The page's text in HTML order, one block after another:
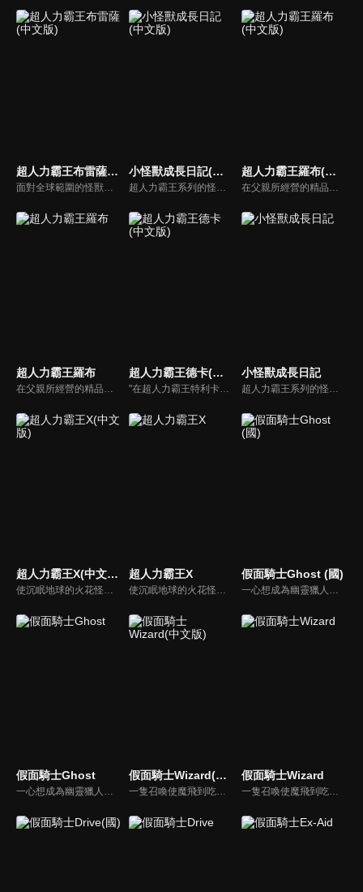
超人力霸王布雷薩(中文版) 小怪獸成長日記(中文版) 超人力霸王羅布(中文版)
超人力霸王羅布 超人力霸王德卡(中文版)
"在超人力霸王特利卡擊敗闇之巨人十年後，昔日的怪獸災害已消滅，地球似乎恢復了和平。人類的目光進一步轉向宇宙，而怪獸災害的對策規模開始縮小。就在這時，突然飛來的神秘宇宙浮遊物體「索菲亞」開始襲擊地球，人類與宇宙的聯繫被斷絕，成為了「孤島般的星球」…"
小怪獸成長日記
超人力霸王X(中文版)
使沉眠地球的火花怪獸實體化異常爆發的太陽閃焰-究極閃焰被觀測到15年之後，怪獸對抗防衛機構Xio隊員大空大地在進行對電子怪獸的實驗時，超高溫能融化一切的怪獸迪瑪伽出現了！這時大地的多功能裝置傳出了不可思議的聲音。受之引導，大地與光之巨人融合後向怪獸決鬥！超人力霸王X誕生！
超人力霸王X
使沉眠地球的火花怪獸實體化異常爆發的太陽閃焰-究極閃焰被觀測到15年之後，怪獸對抗防衛機構Xio隊員大空大地在進行對電子怪獸的實驗時，超高溫能融化一切的怪獸迪瑪伽出現了！這時大地的多功能裝置傳出了不可思議的聲音。受之引導，大地與光之巨人融合後向怪獸決鬥！超人力霸王X誕生！
假面騎士Ghost (國)
一心想成為幽靈獵人的天空寺尊於18歲生日時，收到來自十年前亡父生前所寄的幽靈眼魂（Ghost Eyecon）後，突如其來地來自異世界的怪人眼魔出現在面前並盯上此物，甚至為救青梅竹馬月村朱里和御成而身亡。得到仙人的幫助之下而獲得Ghost驅動器變身，成為假面騎士Ghost並得以九十九日短暫的生命復甦。
假面騎士Ghost
一心想成為幽靈獵人的天空寺尊於18歲生日時，收到來自十年前亡父生前所寄的幽靈眼魂（Ghost Eyecon）後，突如其來地來自異世界的怪人眼魔出現在面前並盯上此物，甚至為救青梅竹馬月村朱里和御成而身亡。得到仙人的幫助之下而獲得Ghost驅動器變身，成為假面騎士Ghost並得以九十九日短暫的生命復甦。
假面騎士Wizard(中文版)
一隻召喚使魔飛到吃著甜甜圈的青年．晴人身邊。晴人嘴裡唸著：「找到了嗎…」，便拿出戒指施展魔法叫出了假面騎士Wizard的專用機車．機械鋒翼，並騎上它在召喚使魔的帶領下離去。假面騎士Wizard的故事就此展開…。
假面騎士Wizard
一隻召喚使魔飛到吃著甜甜圈的青年．晴人身邊。晴人嘴裡唸著：「找到了嗎…」，便拿出戒指施展魔法叫出了假面騎士Wizard的專用機車．機械鋒翼，並騎上它在召喚使魔的帶領下離去。假面騎士Wizard的故事就此展開…。